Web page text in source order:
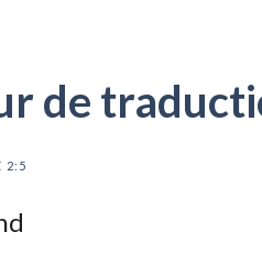
de
2:5